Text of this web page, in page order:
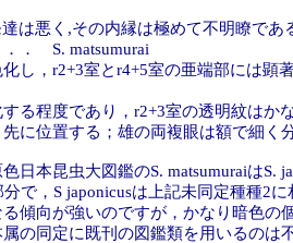
悪く,その内縁は極めて不明瞭であ
． S. matsumurai
し，r2+3室とr4+5室の亜端部には
程度であり，r2+3室の透明紋はか
に位置する；雄の両複眼は額で細
日本昆虫大図鑑のS. matsumuraiは
で，S japonicusは上記未同定種種2
傾向が強いのですが，かなり暗色の
の同定に既刊の図鑑類を用いるのは